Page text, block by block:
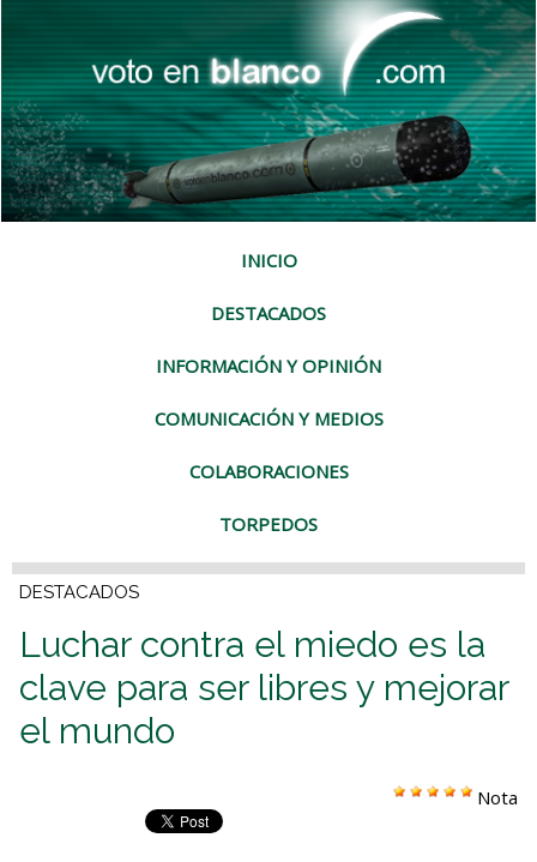
INICIO
DESTACADOS
INFORMACIÓN Y OPINIÓN
COMUNICACIÓN Y MEDIOS
COLABORACIONES
TORPEDOS
DESTACADOS
Luchar contra el miedo es la
clave para ser libres y mejorar
el mundo
Nota